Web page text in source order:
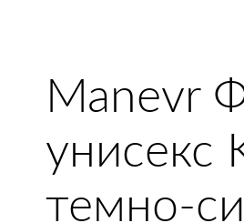
Manevr
унисекс
темно-